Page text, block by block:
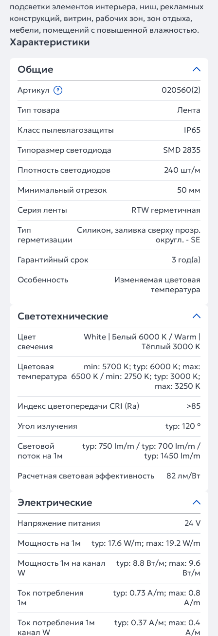
подсветки элементов интерьера, ниш, рекламных
конструкций, витрин, рабочих зон, зон отдыха,
мебели, помещений с повышенной влажностью.
Характеристики
Общие
Артикул 020560(2)
Тип товара Лента
Класс пылевлагозащиты IP65
Типоразмер светодиода SMD 2835
Плотность светодиодов 240 шт/м
Минимальный отрезок 50 мм
Серия ленты RTW герметичная
Тип
герметизации
Силикон, заливка сверху прозр.
округл. - SE
Гарантийный срок 3 год(а)
Особенность
Изменяемая цветовая
температура
Светотехнические
Цвет
свечения
White | Белый 6000 K / Warm |
Тёплый 3000 K
Цветовая
температура
min: 5700 K; typ: 6000 K; max:
6500 K / min: 2750 K; typ: 3000 K;
max: 3250 K
Индекс цветопередачи CRI (Ra) >85
Угол излучения typ: 120 °
Световой
поток на 1м
typ: 750 lm/m / typ: 700 lm/m /
typ: 1450 lm/m
Расчетная световая эффективность 82 лм/Вт
Электрические
Напряжение питания 24 V
Мощность на 1м typ: 17.6 W/m; max: 19.2 W/m
Мощность 1м на канал
W
typ: 8.8 Вт/м; max: 9.6
Вт/м
Ток потребления
1м
typ: 0.73 A/m; max: 0.8
A/m
Ток потребления 1м
канал W
typ: 0.37 А/м; max: 0.4
А/м